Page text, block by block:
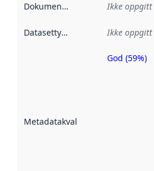
Dokumentasjon Ikke oppgitt
Datasettype Ikke oppgitt
Metadatakvalitet
Metadatakvalitet
God (59%)